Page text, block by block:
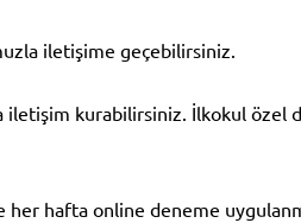
iletişime geçebilirsiniz.
iletişim kurabilirsiniz. İlkokul özel
hafta online deneme